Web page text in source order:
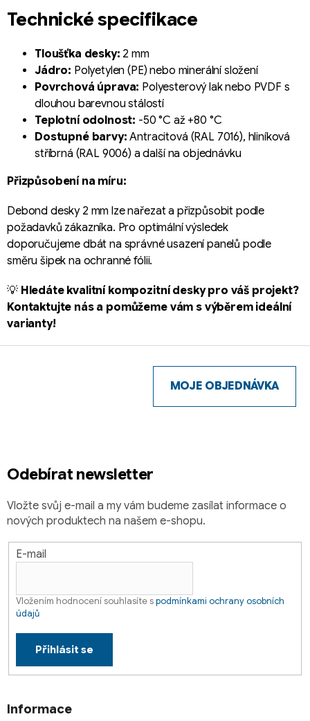
Technické specifikace
Tloušťka desky: 2 mm
Jádro: Polyetylen (PE) nebo minerální složení
Povrchová úprava: Polyesterový lak nebo PVDF s
dlouhou barevnou stálostí
Teplotní odolnost: -50 °C až +80 °C
Dostupné barvy: Antracitová (RAL 7016), hliníková
stříbrná (RAL 9006) a další na objednávku
Přizpůsobení na míru:
Debond desky 2 mm lze nařezat a přizpůsobit podle
požadavků zákazníka. Pro optimální výsledek
doporučujeme dbát na správné usazení panelů podle
směru šipek na ochranné fólii.
💡 Hledáte kvalitní kompozitní desky pro váš projekt?
Kontaktujte nás a pomůžeme vám s výběrem ideální
varianty!
Odebírat newsletter
Vložte svůj e-mail a my vám budeme zasílat informace o
nových produktech na našem e-shopu.
E-mail
Vložením hodnocení souhlasíte spodmínkami ochrany osobních
údajů
Přihlásit se
Informace
MOJE OBJEDNÁVKA